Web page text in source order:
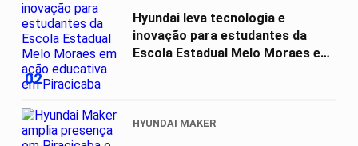
02
Hyundai leva tecnologia e
inovação para estudantes da
Escola Estadual Melo Moraes em
HYUNDAI MAKER